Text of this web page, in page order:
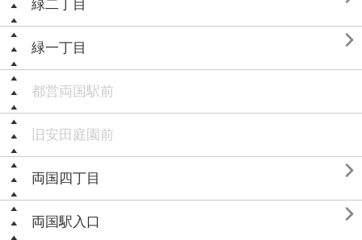
緑二丁目
緑一丁目 
都営両国駅前
旧安田庭園前
両国四丁目 
両国駅入口 